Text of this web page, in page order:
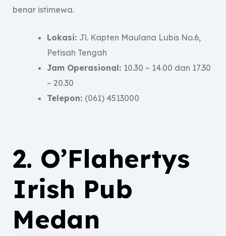
benar istimewa.
Lokasi: Jl. Kapten Maulana Lubis No.6,
Petisah Tengah
Jam Operasional: 10.30 – 14.00 dan 17.30
– 20.30
Telepon: (061) 4513000
2. O’Flahertys
Irish Pub
Medan